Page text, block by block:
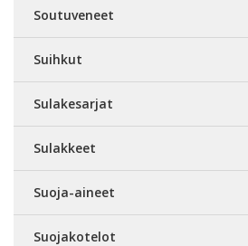
Soutuveneet
Suihkut
Sulakesarjat
Sulakkeet
Suoja-aineet
Suojakotelot